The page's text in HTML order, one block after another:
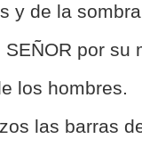
y de la
SEÑOR por
los hombres.
las barras